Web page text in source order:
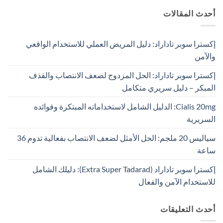
أحدث المقالات
إكسترا سوبر تاداراد: دليل المريض العملي للاستخدام الواقعي
والآمن
إكسترا سوبر تاداراد: الحل المزدوج لضعف الانتصاب والقذف
المبكر – دليل سريري متكامل
Cialis 20mg: الدليل الشامل لاستخداماته المبتكرة وفوائده
السريرية
سياليس 20 ملجم: الحل الأمثل لضعف الانتصاب بفعالية تدوم 36
ساعة
إكسترا سوبر تاداراد (Extra Super Tadarad): دليلك الشامل
للاستخدام الآمن والفعال
أحدث التعليقات